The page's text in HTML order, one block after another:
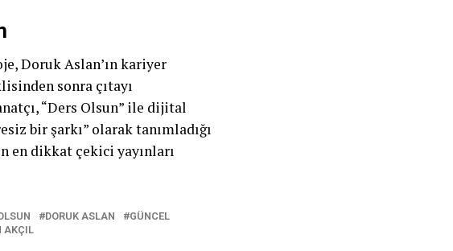
Doruk Aslan’ın kariyer
sonra çıtayı
“Ders Olsun” ile dijital
bir şarkı” olarak tanımladığı
en dikkat çekici yayınları
DORUK ASLAN
GÜNCEL
AKÇIL